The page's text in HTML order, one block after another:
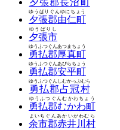
夕張郡長沼町
夕張郡由仁町
ゆうばりぐんゆにちょう
夕張市
ゆうばりし
勇払郡厚真町
ゆうふつぐんあつまちょう
勇払郡安平町
ゆうふつぐんあびらちょう
勇払郡占冠村
ゆうふつぐんしむかっぷむら
勇払郡むかわ町
ゆうふつぐんむかわちょう
余市郡赤井川村
よいちぐんあかいがわむら